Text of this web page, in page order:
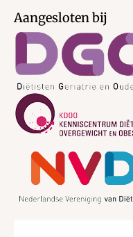
Aangesloten bij